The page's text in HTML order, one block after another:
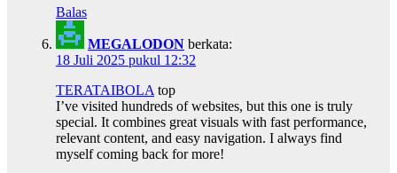
Balas
MEGALODON berkata:
18 Juli 2025 pukul 12:32
TERATAIBOLA top
I’ve visited hundreds of websites, but this one is truly
special. It combines great visuals with fast performance,
relevant content, and easy navigation. I always find
myself coming back for more!